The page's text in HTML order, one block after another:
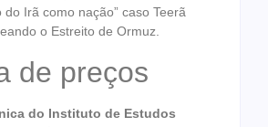
Irã como nação” caso Teerã
o Estreito de Ormuz.
de preços
do Instituto de Estudos